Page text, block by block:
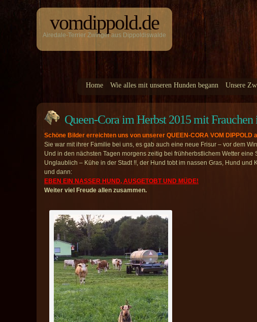
vomdippold.de
Airedale-Terrier Zwinger aus Dippoldiswalde
Home Wie alles mit unseren Hunden begann Unsere
Queen-Cora im Herbst 2015 mit
Schöne Bilder erreichten uns von unserer QUEEN-CORA VOM DIPPOLD
Sie war mit ihrer Familie bei uns, es gab auch eine neue Frisur – vor dem
Und in den nächsten Tagen morgens zeitig bei frühherbstlichem Wetter
Unglaublich – Kühe in der Stadt !!, der Hund tobt im nassen Gras, Hund und
und dann:
EBEN EIN NASSER HUND, AUSGETOBT UND MÜDE!
Weiter viel Freude allen zusammen.